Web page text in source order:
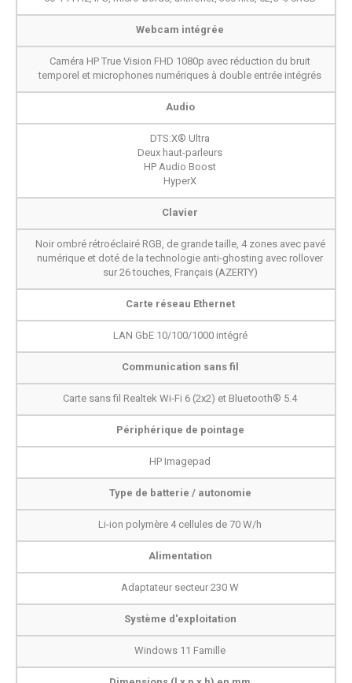
Webcam intégrée
Caméra HP True Vision FHD 1080p avec réduction du bruit
temporel et microphones numériques à double entrée intégrés
Audio
DTS:X® Ultra
Deux haut-parleurs
HP Audio Boost
HyperX
Clavier
Noir ombré rétroéclairé RGB, de grande taille, 4 zones avec pavé
numérique et doté de la technologie anti-ghosting avec rollover
sur 26 touches, Français (AZERTY)
Carte réseau Ethernet
LAN GbE 10/100/1000 intégré
Communication sans fil
Carte sans fil Realtek Wi-Fi 6 (2x2) et Bluetooth® 5.4
Périphérique de pointage
HP Imagepad
Type de batterie / autonomie
Li-ion polymère 4 cellules de 70 W/h
Alimentation
Adaptateur secteur 230 W
Système d'exploitation
Windows 11 Famille